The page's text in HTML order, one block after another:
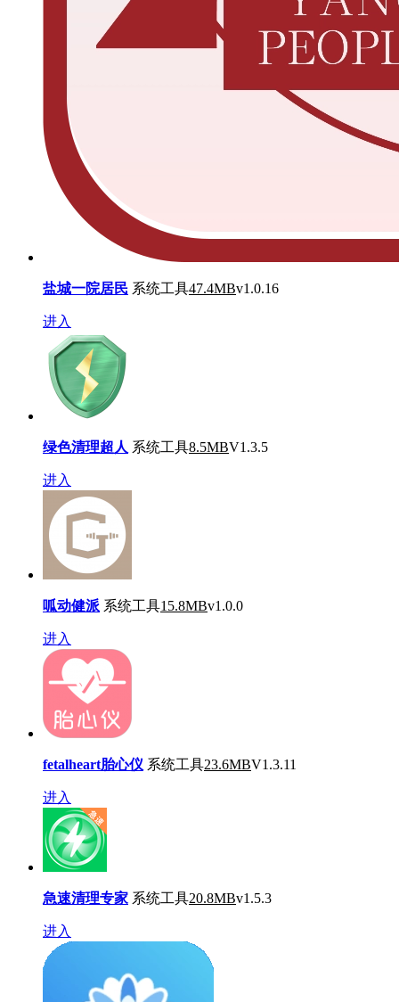
盐城一院居民 系统工具47.4MBv1.0.16
进入
绿色清理超人 系统工具8.5MBV1.3.5
进入
呱动健派 系统工具15.8MBv1.0.0
进入
fetalheart胎心仪 系统工具23.6MBV1.3.11
进入
急速清理专家 系统工具20.8MBv1.5.3
进入